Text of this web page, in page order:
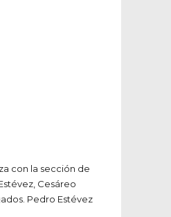
con la sección de
Cesáreo
Pedro Estévez